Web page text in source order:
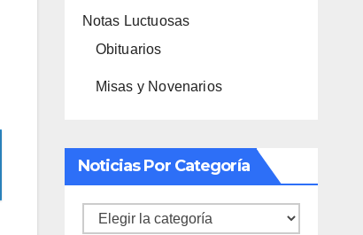
Notas Luctuosas
Obituarios
Misas y Novenarios
Noticias Por Categoría
Noticias